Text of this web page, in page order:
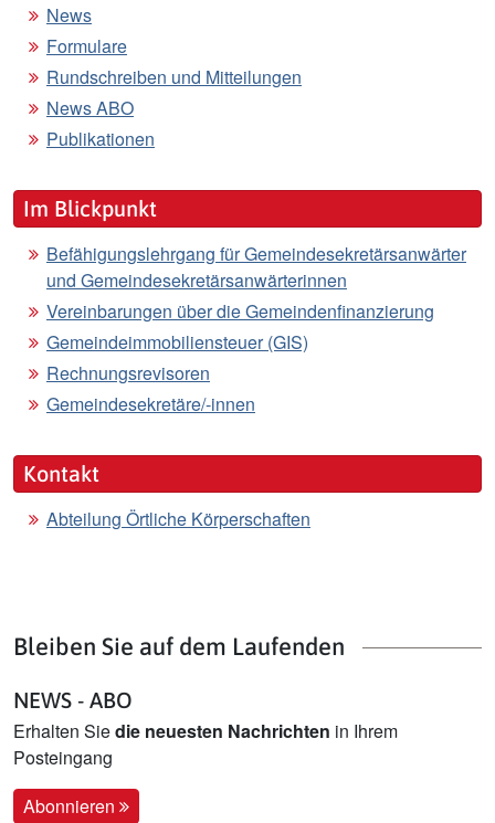
News
Formulare
Rundschreiben und Mitteilungen
News ABO
Publikationen
Im Blickpunkt
Befähigungslehrgang für Gemeindesekretärsanwärter
und Gemeindesekretärsanwärterinnen
Vereinbarungen über die Gemeindenfinanzierung
Gemeindeimmobiliensteuer (GIS)
Rechnungsrevisoren
Gemeindesekretäre/-innen
Kontakt
Abteilung Örtliche Körperschaften
Bleiben Sie auf dem Laufenden
NEWS - ABO
Erhalten Siedie neuesten Nachrichten in Ihrem
Posteingang
Abonnieren